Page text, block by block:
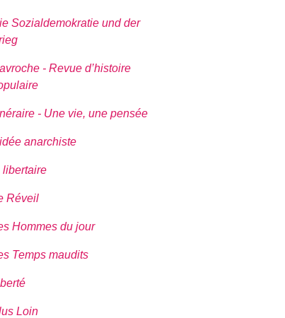
Sozialdemokratie und der
- Revue d’histoire
- Une vie, une pensée
anarchiste
libertaire
Réveil
Hommes du jour
Temps maudits
Loin